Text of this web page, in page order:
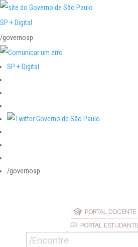
SP + Digital
/governosp
SP + Digital
/governosp
PORTAL DOCENTE
PORTAL ESTUDANTIL